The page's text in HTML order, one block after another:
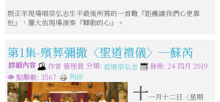
殷正羊現場唱梁弘志生平最後所寫的一首歌『距離讓我們心更靠
近』，羅大佑現場演奏『驛動的心』。
第1集-殯葬彌撒〈聖道禮儀〉─蘇芮
詳細內容 作者 管理員 分類: 追憶梁弘志
發佈: 24 四月 2019
點擊數: 3567
列印
十一月十二日〈星期